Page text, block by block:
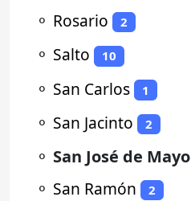
⚬ Rosario 2
⚬ Salto 10
⚬ San Carlos 1
⚬ San Jacinto 2
⚬ San José de Mayo
⚬ San Ramón 2